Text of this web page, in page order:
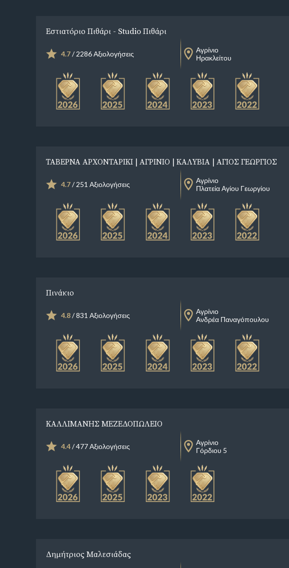
Εστιατόριο Πιθάρι - Studio Πιθάρι
4.7/ 2286 Αξιολογήσεις
Αγρίνιο
Ηρακλείτου
ΤΑΒΕΡΝΑ ΑΡΧΟΝΤΑΡΙΚΙ | ΑΓΡΙΝΙΟ | ΚΑΛΥΒΙΑ | ΑΓΙΟΣ ΓΕΩΡΓΙΟΣ
4.7/ 251 Αξιολογήσεις
Αγρίνιο
Πλατεία Αγίου Γεωργίου
Πινάκιο
4.8/ 831 Αξιολογήσεις
Αγρίνιο
Ανδρέα Παναγόπουλου
ΚΑΛΛΙΜΑΝΗΣ ΜΕΖΕΔΟΠΩΛΕΙΟ
4.4/ 477 Αξιολογήσεις
Αγρίνιο
Γόρδιου 5
Δημήτριος Μαλεσιάδας